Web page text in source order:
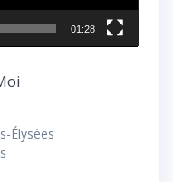
01:28
Élysées